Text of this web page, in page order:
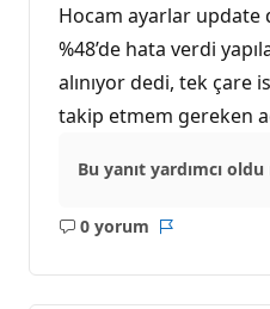
Hocam ayarlar update
%48’de hata verdi
alınıyor dedi, tek çare
takip etmem gereken
Bu yanıt yardımcı
0 yorum
Açıklama